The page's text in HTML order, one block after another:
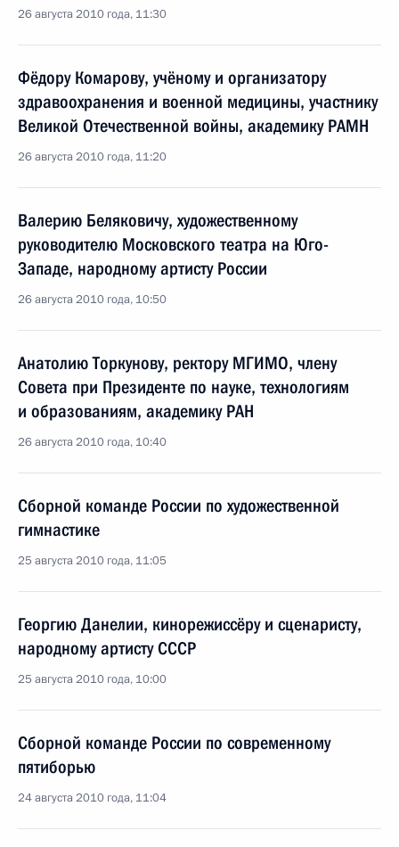
26 августа 2010 года, 11:30
Фёдору Комарову, учёному и организатору
здравоохранения и военной медицины, участнику
Великой Отечественной войны, академику РАМН
26 августа 2010 года, 11:20
Валерию Беляковичу, художественному
руководителю Московского театра на Юго-
Западе, народному артисту России
26 августа 2010 года, 10:50
Анатолию Торкунову, ректору МГИМО, члену
Совета при Президенте по науке, технологиям
и образованиям, академику РАН
26 августа 2010 года, 10:40
Сборной команде России по художественной
гимнастике
25 августа 2010 года, 11:05
Георгию Данелии, кинорежиссёру и сценаристу,
народному артисту СССР
25 августа 2010 года, 10:00
Сборной команде России по современному
пятиборью
24 августа 2010 года, 11:04